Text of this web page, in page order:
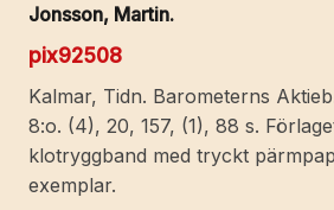
Jonsson, Martin.
pix92508
Kalmar, Tidn. Barometerns
8:o. (4), 20, 157, (1), 88 s.
klotryggband med tryckt
exemplar.